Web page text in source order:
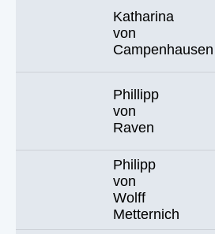
Katharina
von
Campenhausen
Phillipp
von
Raven
Philipp
von
Wolff
Metternich